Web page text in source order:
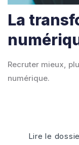
La
Recruter mieux,
numérique.
Lire le